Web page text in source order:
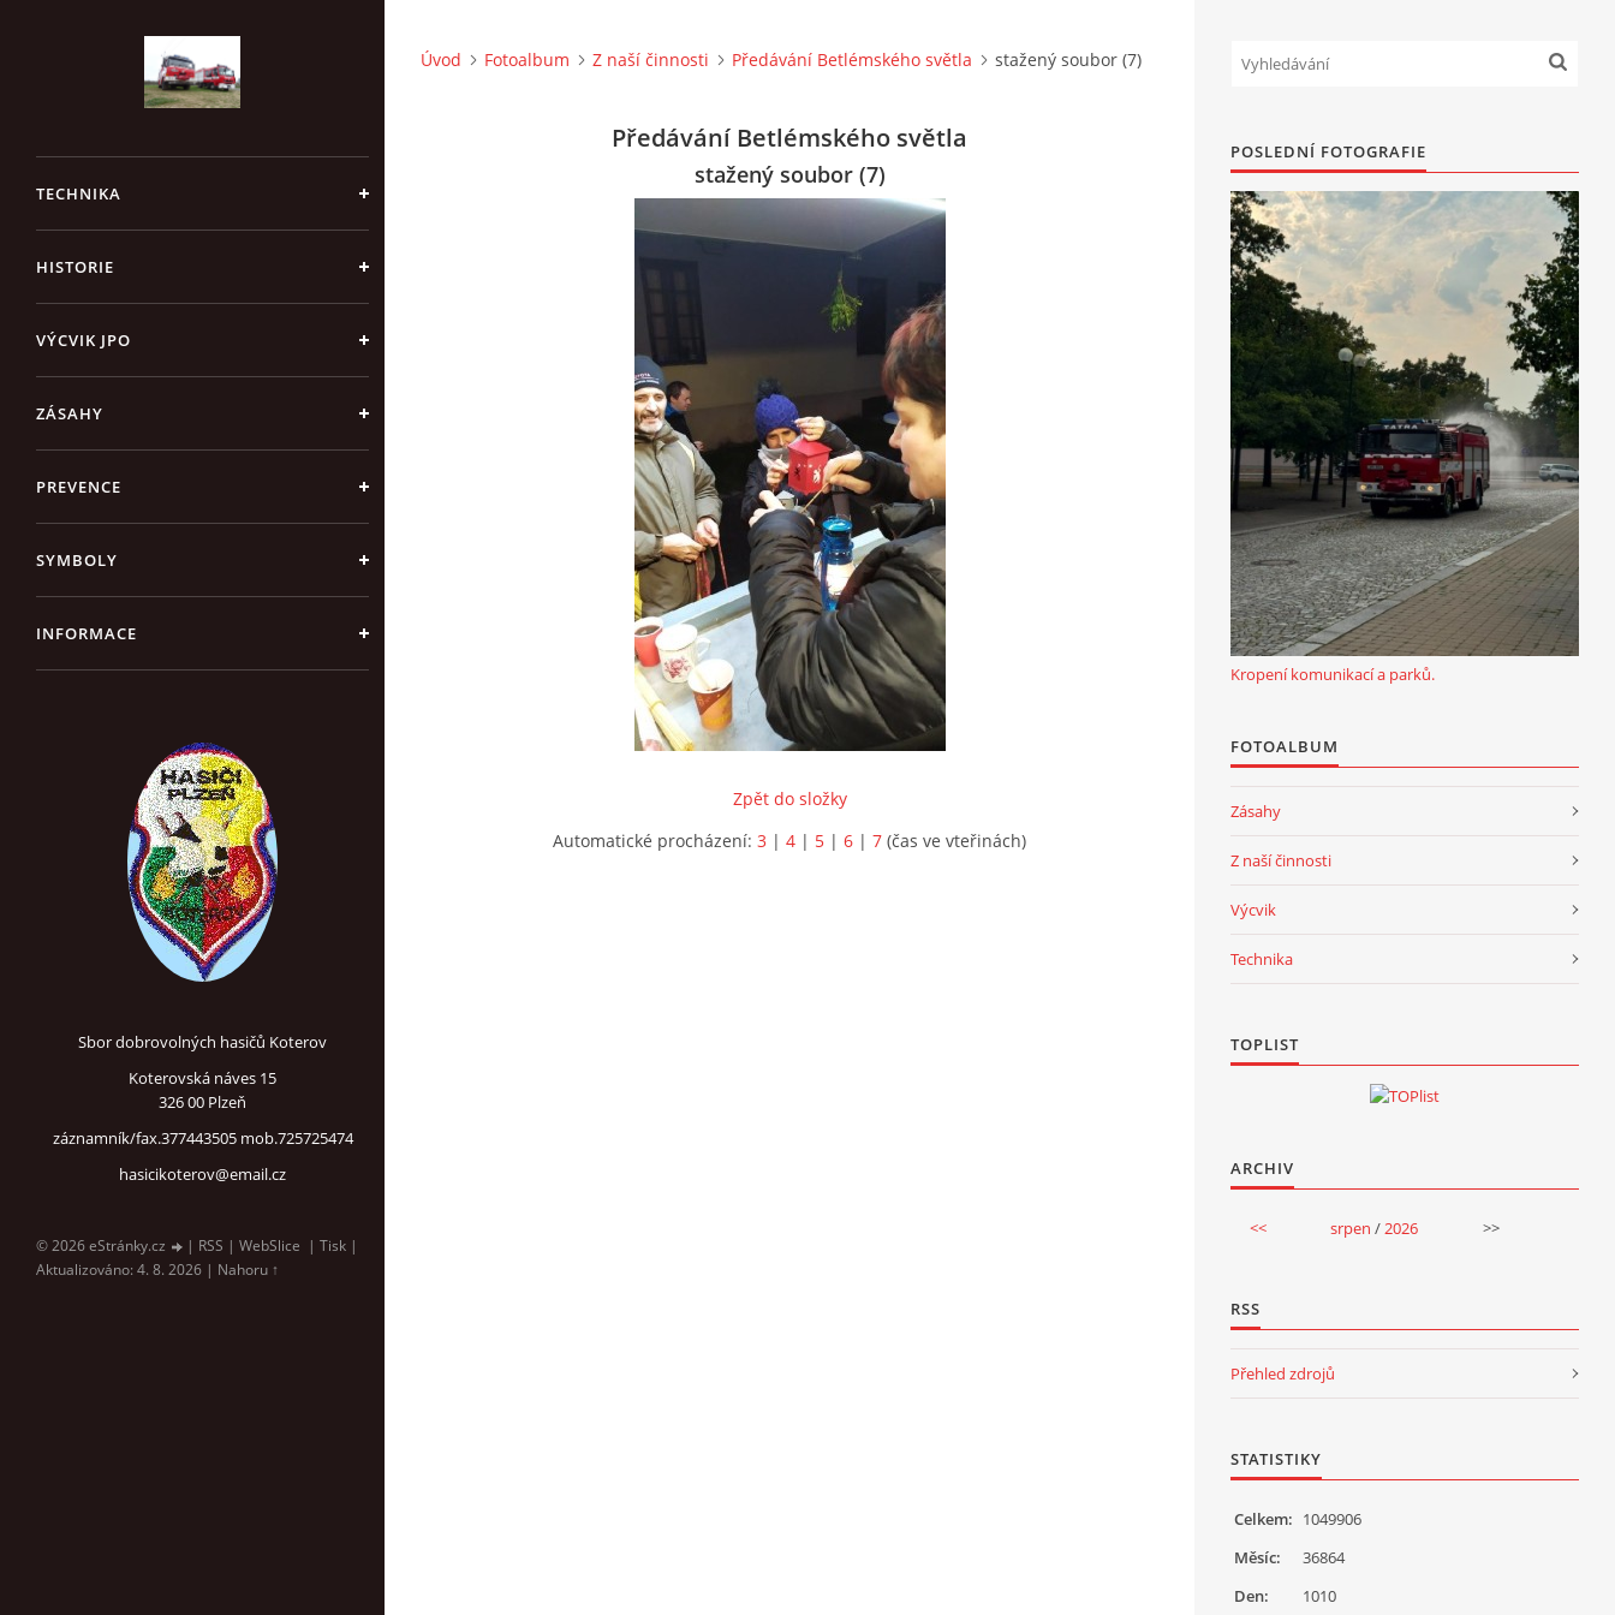
TECHNIKA
HISTORIE
VÝCVIK JPO
ZÁSAHY
PREVENCE
SYMBOLY
INFORMACE
Sbor dobrovolných hasičů Koterov
Koterovská náves 15
326 00 Plzeň
záznamník/fax.377443505 mob.725725474
hasicikoterov@email.cz
© 2026 eStránky.cz | RSS | WebSlice | Tisk |
Aktualizováno: 4. 8. 2026 | Nahoru ↑
Úvod Fotoalbum Z naší činnosti Předávání Betlémského světla stažený soubor (7)
Předávání Betlémského světla
stažený soubor (7)
Zpět do složky
Automatické procházení: 3 | 4 | 5 | 6 | 7 (čas ve vteřinách)
POSLEDNÍ FOTOGRAFIE
Kropení komunikací a parků.
FOTOALBUM
Zásahy
Z naší činnosti
Výcvik
Technika
TOPLIST
ARCHIV
<< srpen /2026 >>
RSS
Přehled zdrojů
STATISTIKY
Celkem: 1049906
Měsíc:
36864
Den:
1010